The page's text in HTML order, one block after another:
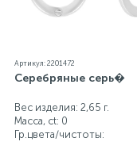
Артикул: 2201472
Серебряные серь�
Вес изделия: 2,65 г.
Масса, ct: 0
Гр.цвета/чистоты: